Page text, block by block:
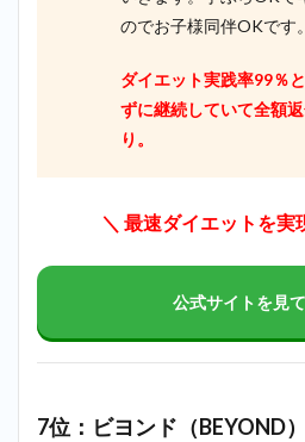
のでお子様同伴OKです。
ダイエット実践率99％
ずに継続していて全額
り。
＼ 最速ダイエットを実
公式サイトを見
7位：ビヨンド（BEYOND